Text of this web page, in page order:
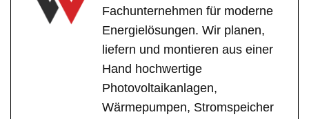
Fachunternehmen für moderne
Energielösungen. Wir planen,
liefern und montieren aus einer
Hand hochwertige
Photovoltaikanlagen,
Wärmepumpen, Stromspeicher